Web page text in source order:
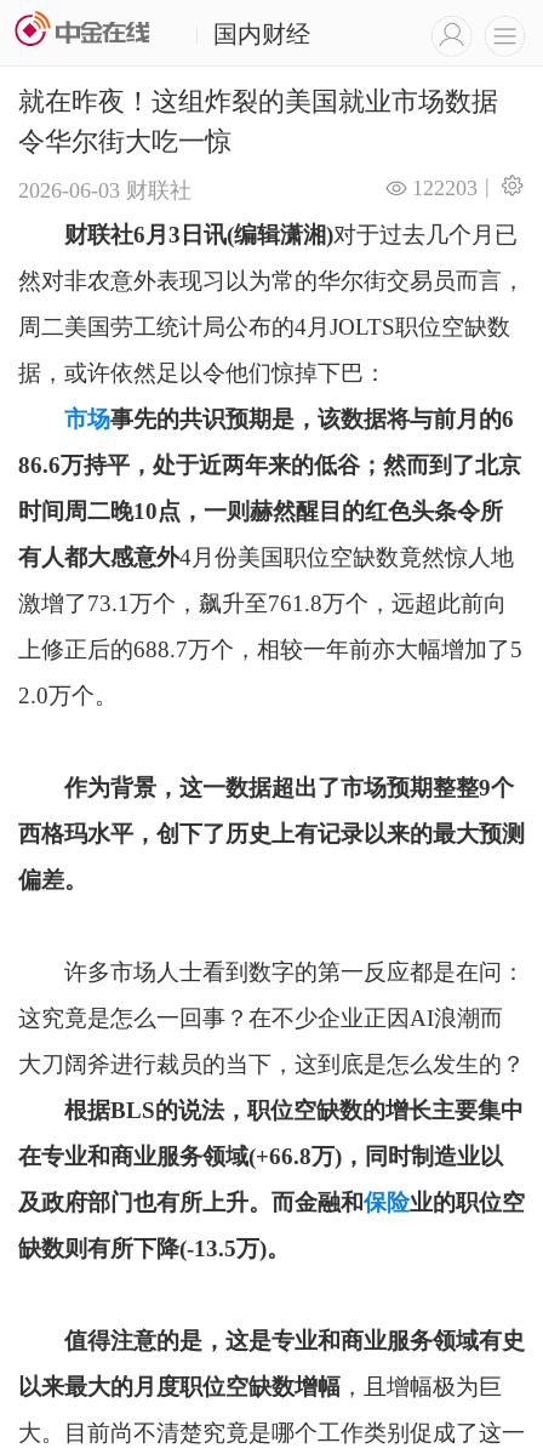
国内财经
就在昨夜！这组炸裂的美国就业市场数据
令华尔街大吃一惊
2026-06-03 财联社 |
122203
财联社6月3日讯(编辑潇湘)对于过去几个月已
然对非农意外表现习以为常的华尔街交易员而言，
周二美国劳工统计局公布的4月JOLTS职位空缺数
据，或许依然足以令他们惊掉下巴：
市场事先的共识预期是，该数据将与前月的6
86.6万持平，处于近两年来的低谷；然而到了北京
时间周二晚10点，一则赫然醒目的红色头条令所
有人都大感意外4月份美国职位空缺数竟然惊人地
激增了73.1万个，飙升至761.8万个，远超此前向
上修正后的688.7万个，相较一年前亦大幅增加了5
2.0万个。
作为背景，这一数据超出了市场预期整整9个
西格玛水平，创下了历史上有记录以来的最大预测
偏差。
许多市场人士看到数字的第一反应都是在问：
这究竟是怎么一回事？在不少企业正因AI浪潮而
大刀阔斧进行裁员的当下，这到底是怎么发生的？
根据BLS的说法，职位空缺数的增长主要集中
在专业和商业服务领域(+66.8万)，同时制造业以
及政府部门也有所上升。而金融和保险业的职位空
缺数则有所下降(-13.5万)。
值得注意的是，这是专业和商业服务领域有史
以来最大的月度职位空缺数增幅，且增幅极为巨
大。目前尚不清楚究竟是哪个工作类别促成了这一